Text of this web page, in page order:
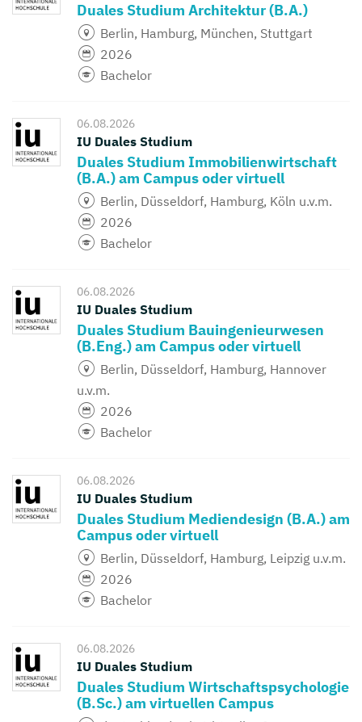
Duales Studium Architektur (B.A.)
Berlin, Hamburg, München, Stuttgart
2026
Bachelor
06.08.2026
IU Duales Studium
Duales Studium Immobilienwirtschaft
(B.A.) am Campus oder virtuell
Berlin, Düsseldorf, Hamburg, Köln u.v.m.
2026
Bachelor
06.08.2026
IU Duales Studium
Duales Studium Bauingenieurwesen
(B.Eng.) am Campus oder virtuell
Berlin, Düsseldorf, Hamburg, Hannover
u.v.m.
2026
Bachelor
06.08.2026
IU Duales Studium
Duales Studium Mediendesign (B.A.) am
Campus oder virtuell
Berlin, Düsseldorf, Hamburg, Leipzig u.v.m.
2026
Bachelor
06.08.2026
IU Duales Studium
Duales Studium Wirtschaftspsychologie
(B.Sc.) am virtuellen Campus